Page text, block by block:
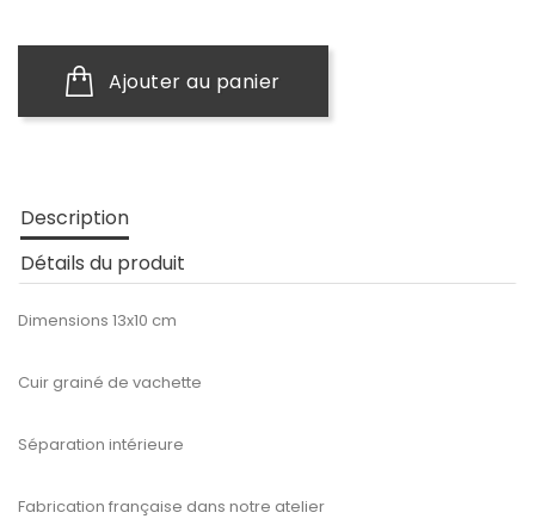
Ajouter au panier
Description
Détails du produit
Dimensions 13x10 cm
Cuir grainé de vachette
Séparation intérieure
Fabrication française dans notre atelier